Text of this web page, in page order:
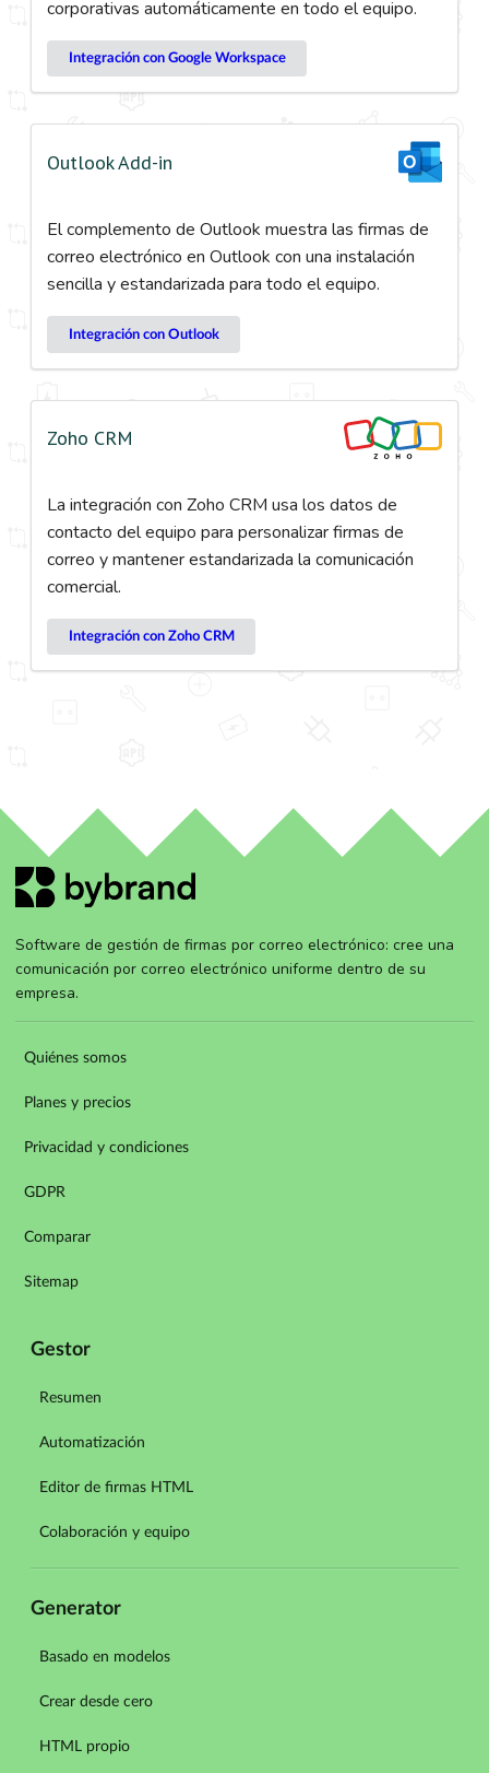
corporativas automáticamente en todo el equipo.
Integración con Google Workspace
Outlook Add-in
El complemento de Outlook muestra las firmas de
correo electrónico en Outlook con una instalación
sencilla y estandarizada para todo el equipo.
Integración con Outlook
Zoho CRM
La integración con Zoho CRM usa los datos de
contacto del equipo para personalizar firmas de
correo y mantener estandarizada la comunicación
comercial.
Integración con Zoho CRM
Software de gestión de firmas por correo electrónico: cree una
comunicación por correo electrónico uniforme dentro de su
empresa.
Quiénes somos
Planes y precios
Privacidad y condiciones
GDPR
Comparar
Sitemap
Gestor
Resumen
Automatización
Editor de firmas HTML
Colaboración y equipo
Generator
Basado en modelos
Crear desde cero
HTML propio